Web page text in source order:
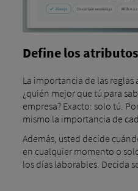
Define los
La importancia de las reglas
¿quién mejor que tú para
empresa? Exacto: solo tú.
mismo la importancia de
Además, usted decide
en cualquier momento o
los días laborables. Decida